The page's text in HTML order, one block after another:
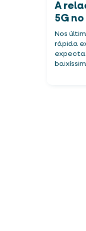
A
5G
Nos
rápida